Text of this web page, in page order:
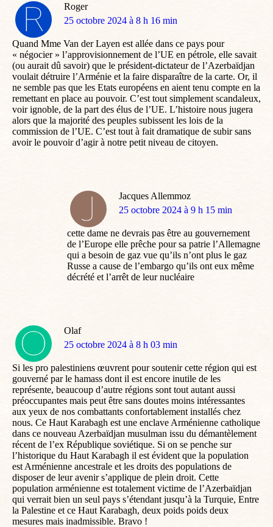
Roger
dit
25 octobre 2024 à 8 h 16 min
Quand Mme Van der Layen est allée dans ce pays pour
« négocier » l’approvisionnement de l’UE en pétrole, elle savait
(ou aurait dû savoir) que le président-dictateur de l’Azerbaïdjan
voulait détruire l’Arménie et la faire disparaître de la carte. Or, il
ne semble pas que les Etats européens en aient tenu compte en la
remettant en place au pouvoir. C’est tout simplement scandaleux,
voir ignoble, de la part des élus de l’UE. L’histoire nous jugera
alors que la majorité des peuples subissent les lois de la
commission de l’UE. C’est tout à fait dramatique de subir sans
avoir le pouvoir d’agir à notre petit niveau de citoyen.
Jacques Allemmoz
dit
25 octobre 2024 à 9 h 15 min
cette dame ne devrais pas être au gouvernement
de l’Europe elle prêche pour sa patrie l’Allemagne
qui a besoin de gaz vue qu’ils n’ont plus le gaz
Russe a cause de l’embargo qu’ils ont eux même
décrété et l’arrêt de leur nucléaire
Olaf
dit
25 octobre 2024 à 8 h 03 min
Si les pro palestiniens œuvrent pour soutenir cette région qui est
gouverné par le hamass dont il est encore inutile de les
représente, beaucoup d’autre régions sont tout autant aussi
préoccupantes mais peut être sans doutes moins intéressantes
aux yeux de nos combattants confortablement installés chez
nous. Ce Haut Karabagh est une enclave Arménienne catholique
dans ce nouveau Azerbaïdjan musulman issu du démantèlement
récent de l’ex République soviétique. Si on se penche sur
l’historique du Haut Karabagh il est évident que la population
est Arménienne ancestrale et les droits des populations de
disposer de leur avenir s’applique de plein droit. Cette
population arménienne est totalement victime de l’Azerbaïdjan
qui verrait bien un seul pays s’étendant jusqu’à la Turquie, Entre
la Palestine et ce Haut Karabagh, deux poids poids deux
mesures mais inadmissible. Bravo !